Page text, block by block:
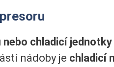
nebo chladicí jednotky
nádoby je chladicí